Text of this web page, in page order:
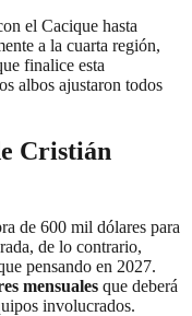
el Cacique hasta
a la cuarta región,
finalice esta
albos ajustaron todos
Cristián
de 600 mil dólares para
de lo contrario,
pensando en 2027.
mensuales que deberá
involucrados.